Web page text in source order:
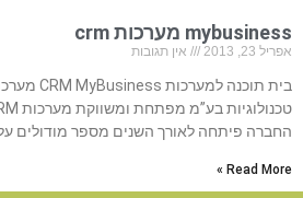
mybusiness מערכות crm
אפריל 23, 2013 אין תגובות
החברה פיתחה לאורך השנים מספר מודולים
Read More »